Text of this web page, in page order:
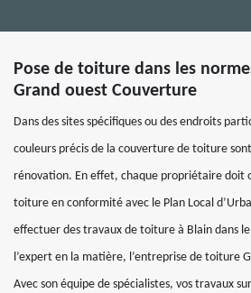
Pose de toiture dans les
Grand ouest Couverture
Dans des sites spécifiques ou des endroits
couleurs précis de la couverture de toiture
rénovation. En effet, chaque propriétaire doit
toiture en conformité avec le Plan Local
effectuer des travaux de toiture à Blain dans
l’expert en la matière, l’entreprise de toiture
Avec son équipe de spécialistes, vos travaux